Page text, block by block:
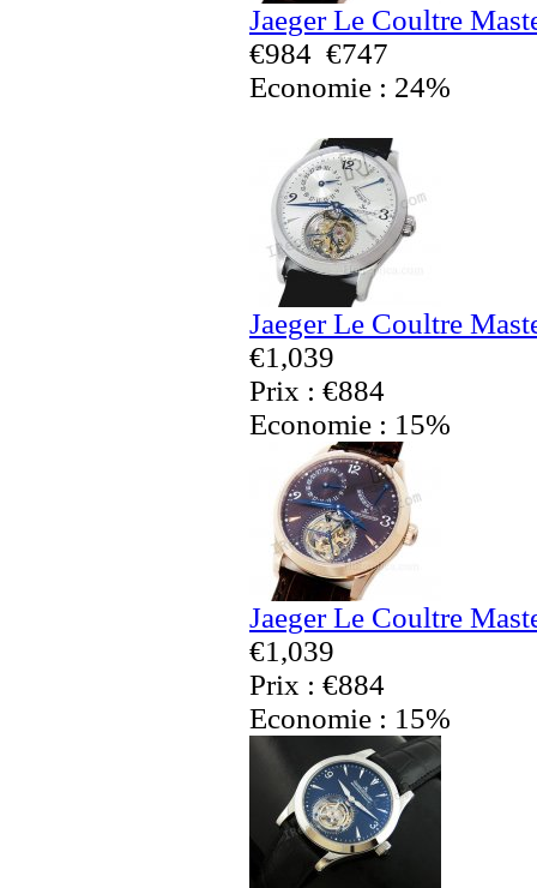
Jaeger Le Coultre
€984 €747
Economie : 24%
Jaeger Le Coultre
€1,039
Prix : €884
Economie : 15%
Jaeger Le Coultre
€1,039
Prix : €884
Economie : 15%